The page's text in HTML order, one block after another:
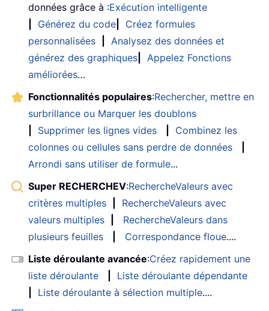
données grâce à :Exécution intelligente
Générez du code
Créez formules
personnalisées
Analysez des données et
générez des graphiques
Appelez Fonctions
améliorées…
Fonctionnalités populaires:Rechercher, mettre en
surbrillance ou Marquer les doublons
Supprimer les lignes vides
Combinez les
colonnes ou cellules sans perdre de données
Arrondi sans utiliser de formule...
Super RECHERCHEV:RechercheValeurs avec
critères multiples
RechercheValeurs avec
valeurs multiples
RechercheValeurs dans
plusieurs feuilles
Correspondance floue....
Liste déroulante avancée:Créez rapidement une
liste déroulante
Liste déroulante dépendante
Liste déroulante à sélection multiple....